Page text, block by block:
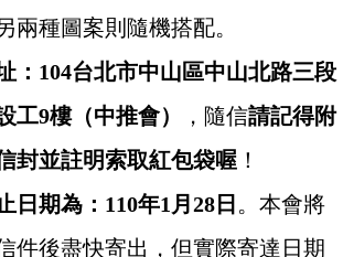
兩種圖案則隨機搭配。
：104台北市中山區中山北路三段
工9樓（中推會）
，隨信請記得附
封並註明索取紅包袋喔 ！
日期為：110年1月28日 。本會將
件後盡快寄出，但實際寄達日期